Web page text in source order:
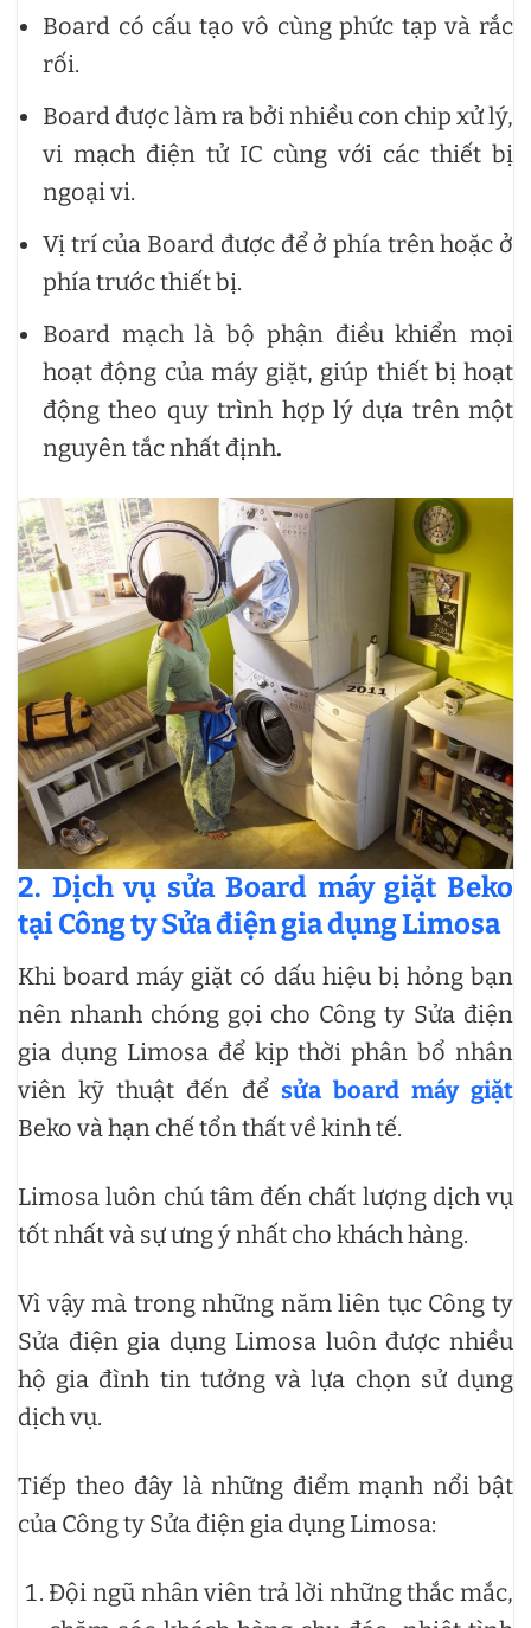
Board có cấu tạo vô cùng phức tạp và rắc
rối.
Board được làm ra bởi nhiều con chip xử lý,
vi mạch điện tử IC cùng với các thiết bị
ngoại vi.
Vị trí của Board được để ở phía trên hoặc ở
phía trước thiết bị.
Board mạch là bộ phận điều khiển mọi
hoạt động của máy giặt, giúp thiết bị hoạt
động theo quy trình hợp lý dựa trên một
nguyên tắc nhất định.
2. Dịch vụ sửa Board máy giặt Beko
tại Công ty Sửa điện gia dụng Limosa
Khi board máy giặt có dấu hiệu bị hỏng bạn
nên nhanh chóng gọi cho Công ty Sửa điện
gia dụng Limosa để kịp thời phân bổ nhân
viên kỹ thuật đến để sửa board máy giặt
Beko và hạn chế tổn thất về kinh tế.
Limosa luôn chú tâm đến chất lượng dịch vụ
tốt nhất và sự ưng ý nhất cho khách hàng.
Vì vậy mà trong những năm liên tục Công ty
Sửa điện gia dụng Limosa luôn được nhiều
hộ gia đình tin tưởng và lựa chọn sử dụng
dịch vụ.
Tiếp theo đây là những điểm mạnh nổi bật
của Công ty Sửa điện gia dụng Limosa:
Đội ngũ nhân viên trả lời những thắc mắc,